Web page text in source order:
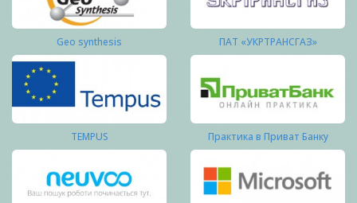
Geo synthesis ПАТ «УКРТРАНСГАЗ»
TEMPUS Практика в Приват Банку